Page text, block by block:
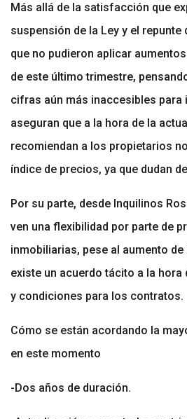
Más allá de la satisfacción que
suspensión de la Ley y el
que no pudieron aplicar
de este último trimestre,
cifras aún más inaccesibles para
aseguran que a la hora de la
recomiendan a los propietarios
índice de precios, ya que dudan
Por su parte, desde Inquilinos
ven una flexibilidad por parte de
inmobiliarias, pese al aumento
existe un acuerdo tácito a la hora
y condiciones para los contratos.
Cómo se están acordando la
en este momento
-Dos años de duración.